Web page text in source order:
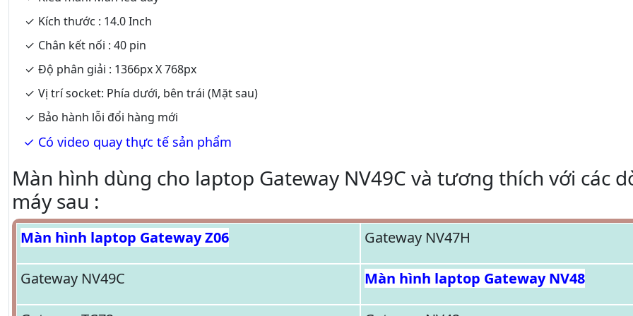
Kích thước : 14.0 Inch
Chân kết nối : 40 pin
Độ phân giải : 1366px X 768px
Vị trí socket: Phía dưới, bên trái (Mặt sau)
Bảo hành lỗi đổi hàng mới
Có video quay thực tế sản phẩm
Màn hình dùng cho laptop Gateway NV49C và tương thích với các
máy sau :
Màn hình laptop Gateway Z06 Gateway NV47H
Gateway NV49C Màn hình laptop Gateway NV48